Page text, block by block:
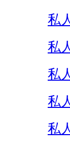
私
私
私
私
私